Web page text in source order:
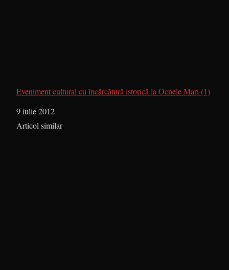
Eveniment cultural cu încărcătură istorică la Ocnele Mari (1)
Dată
9 iulie 2012
În legătură cu
Articol similar